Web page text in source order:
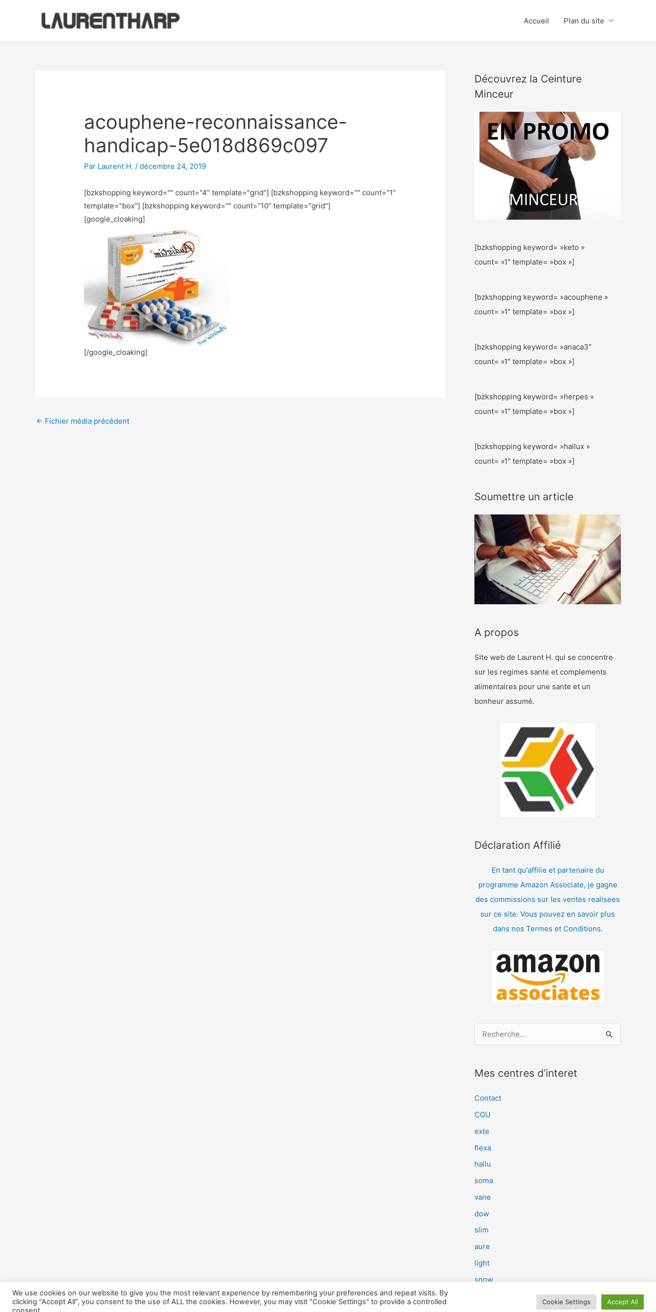
Accueil Plan du site
acouphene-reconnaissance-
handicap-5e018d869c097
Par Laurent H./décembre 24, 2019
[bzkshopping keyword="" count="4" template="grid"] [bzkshopping keyword="" count="1"
template="box"] [bzkshopping keyword="" count="10" template="grid"]
[google_cloaking]
[/google_cloaking]
← Fichier média précédent
Découvrez la Ceinture
Minceur
[bzkshopping keyword= »keto »
count= »1″ template= »box »]
[bzkshopping keyword= »acouphene »
count= »1″ template= »box »]
[bzkshopping keyword= »anaca3″
count= »1″ template= »box »]
[bzkshopping keyword= »herpes »
count= »1″ template= »box »]
[bzkshopping keyword= »hallux »
count= »1″ template= »box »]
Soumettre un article
A propos
Site web de Laurent H. qui se concentre
sur les regimes sante et complements
alimentaires pour une sante et un
bonheur assumé.
Déclaration Affilié
En tant qu'affilie et partenaire du
programme Amazon Associate, je gagne
des commissions sur les ventes realisees
sur ce site. Vous pouvez en savoir plus
dans nos Termes et Conditions.
e
e
r
:
Mes centres d’interet
Contact
CGU
exte
flexa
hallu
soma
vane
dow
slim
aure
light
snow
We use cookies on our website to give you the most relevant experience by remembering your preferences and repeat visits. By
clicking “Accept All”, you consent to the use of ALL the cookies. However, you may visit "Cookie Settings" to provide a controlled
Cookie Settings Accept All